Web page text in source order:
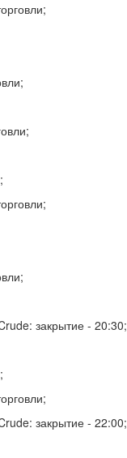
закрытие - 20:30;
закрытие - 22:00;